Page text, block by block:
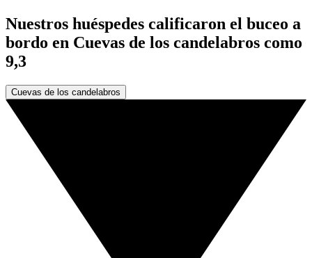
Nuestros huéspedes calificaron el buceo a
bordo en Cuevas de los candelabros como
9,3
Cuevas de los candelabros